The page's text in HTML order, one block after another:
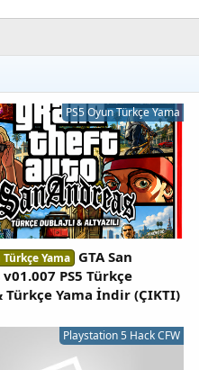
PS5 Oyun Türkçe Yama
Türkçe Yama GTA San
PS5 Türkçe
Türkçe Yama İndir (ÇIKTI)
Playstation 5 Hack CFW